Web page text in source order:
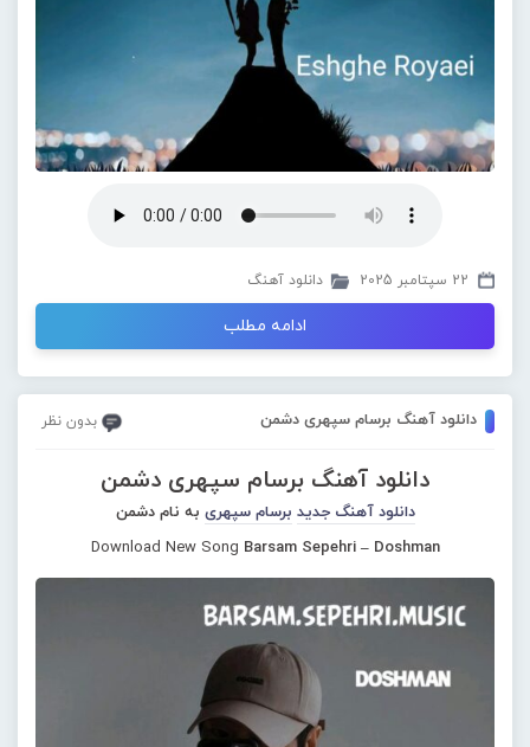
22 سپتامبر 2025 دانلود آهنگ
ادامه مطلب
دانلود آهنگ برسام سپهری دشمن بدون نظر
دانلود آهنگ برسام سپهری دشمن
دانلود آهنگ جدید برسام سپهری به نام دشمن
Download New Song Barsam Sepehri – Doshman